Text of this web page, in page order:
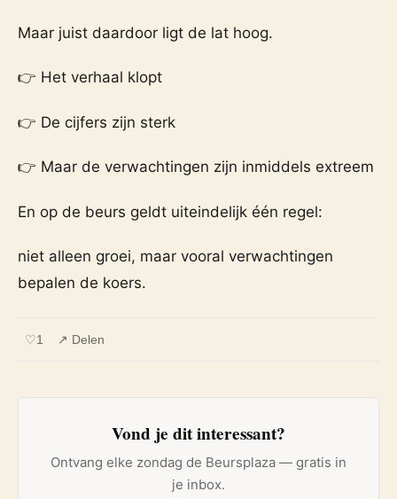
Maar juist daardoor ligt de lat hoog.
👉 Het verhaal klopt
👉 De cijfers zijn sterk
👉 Maar de verwachtingen zijn inmiddels extreem
En op de beurs geldt uiteindelijk één regel:
niet alleen groei, maar vooral verwachtingen
bepalen de koers.
♡1 ↗ Delen
Vond je dit interessant?
Ontvang elke zondag de Beursplaza — gratis in
je inbox.